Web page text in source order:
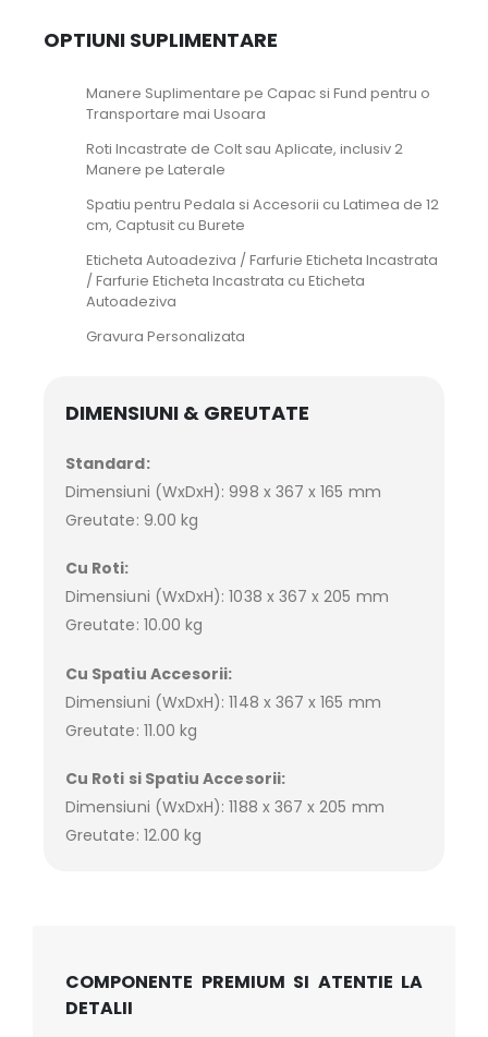
OPTIUNI SUPLIMENTARE
Manere Suplimentare pe Capac si Fund pentru o
Transportare mai Usoara
Roti Incastrate de Colt sau Aplicate, inclusiv 2
Manere pe Laterale
Spatiu pentru Pedala si Accesorii cu Latimea de 12
cm, Captusit cu Burete
Eticheta Autoadeziva / Farfurie Eticheta Incastrata
/ Farfurie Eticheta Incastrata cu Eticheta
Autoadeziva
Gravura Personalizata
DIMENSIUNI & GREUTATE
Standard:
Dimensiuni (WxDxH): 998 x 367 x 165 mm
Greutate: 9.00 kg
Cu Roti:
Dimensiuni (WxDxH): 1038 x 367 x 205 mm
Greutate: 10.00 kg
Cu Spatiu Accesorii:
Dimensiuni (WxDxH): 1148 x 367 x 165 mm
Greutate: 11.00 kg
Cu Roti si Spatiu Accesorii:
Dimensiuni (WxDxH): 1188 x 367 x 205 mm
Greutate: 12.00 kg
COMPONENTE PREMIUM SI ATENTIE LA
DETALII